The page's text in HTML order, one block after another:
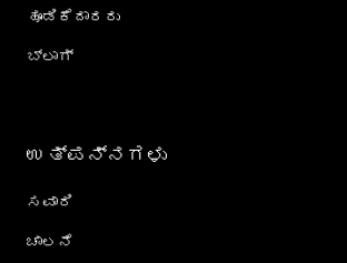
ಹೂಡಿಕೆದಾರರು
ಬ್ಲಾಗ್
ಉತ್ಪನ್ನಗಳು
ಸವಾರಿ
ಚಾಲನೆ